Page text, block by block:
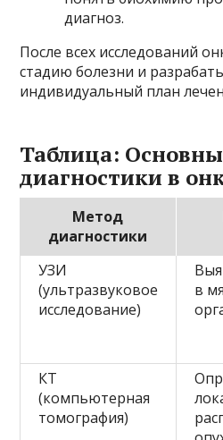
диагноз.
После всех исследований
стадию болезни и
индивидуальный план
Таблица:
диагностики в
Метод
диагностики
УЗИ
(ультразвуковое
исследование)
в
КТ
(компьютерная
томография)